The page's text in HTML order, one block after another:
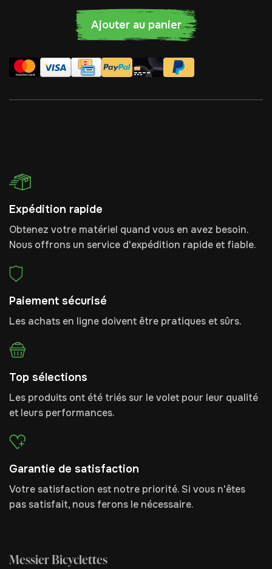
Ajouter au panier
Expédition rapide
Obtenez votre matériel quand vous en avez besoin.
Nous offrons un service d'expédition rapide et fiable.
Paiement sécurisé
Les achats en ligne doivent être pratiques et sûrs.
Top sélections
Les produits ont été triés sur le volet pour leur qualité
et leurs performances.
Garantie de satisfaction
Votre satisfaction est notre priorité. Si vous n'êtes
pas satisfait, nous ferons le nécessaire.
Messier Bicyclettes